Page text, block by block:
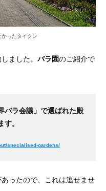
ったタイクン
ました。 バラ園のご紹介で
バラ会議」で選ばれた殿
。
specialised-gardens/
ったので、これは逃せませ